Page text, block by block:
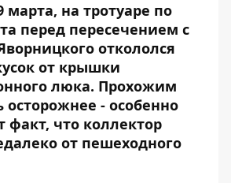
марта, на тротуаре по
перед пересечением с
откололся
от крышки
люка. Прохожим
осторожнее - особенно
факт, что коллектор
от пешеходного